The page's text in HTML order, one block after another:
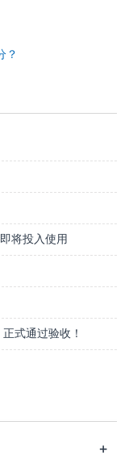
？
将投入使用
式通过验收！
+